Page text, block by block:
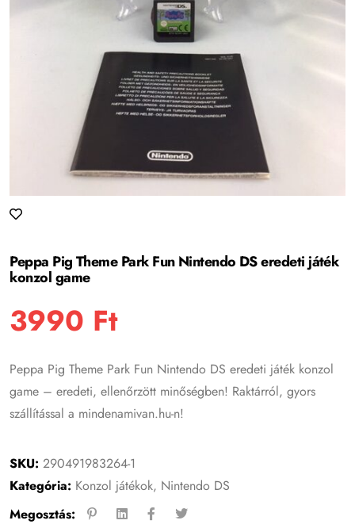
Peppa Pig Theme Park Fun Nintendo DS eredeti játék
konzol game
3990 Ft
Peppa Pig Theme Park Fun Nintendo DS eredeti játék konzol
game – eredeti, ellenőrzött minőségben! Raktárról, gyors
szállítással a mindenamivan.hu-n!
SKU:290491983264-1
Kategória: Konzol játékok, Nintendo DS
Megosztás: